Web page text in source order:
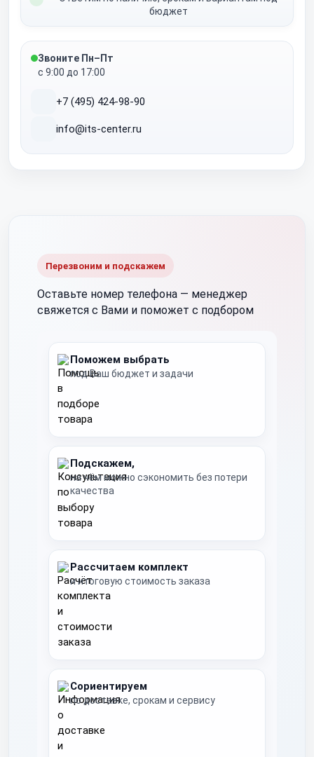
бюджет
Звоните Пн–Пт
с 9:00 до 17:00
+7 (495) 424-98-90
info@its-center.ru
Перезвоним и подскажем
Оставьте номер телефона — менеджер
свяжется с Вами и поможет с подбором
Поможем выбрать
под Ваш бюджет и задачи
Подскажем,
на чём можно сэкономить без потери
качества
Рассчитаем комплект
и итоговую стоимость заказа
Сориентируем
по доставке, срокам и сервису